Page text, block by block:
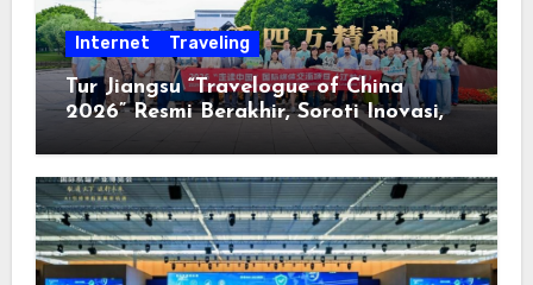
Internet Traveling
Tur Jiangsu “Travelogue of China
2026” Resmi Berakhir, Soroti Inovasi,
Keterbukaan, dan Pembangunan
Berorientasi pada Masyarakat